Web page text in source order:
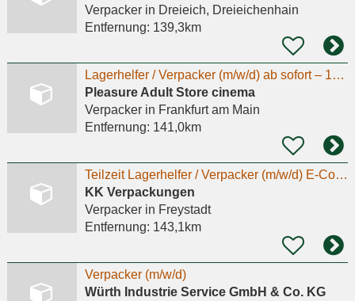
Verpackerin Dreieich, Dreieichenhain
Entfernung: 139,3km
Lagerhelfer / Verpacker (m/w/d) ab sofort – 18,00 € / Std. + Bonus
Pleasure Adult Store cinema
Verpackerin Frankfurt am Main
Entfernung: 141,0km
Teilzeit Lagerhelfer / Verpacker (m/w/d) E-Commerce ideal für Hausfrauen
KK Verpackungen
Verpackerin Freystadt
Entfernung: 143,1km
Verpacker (m/w/d)
Würth Industrie Service GmbH & Co. KG